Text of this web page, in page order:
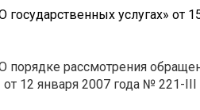
государственных услугах» от
порядке рассмотрения
12 января 2007 года № 221-III